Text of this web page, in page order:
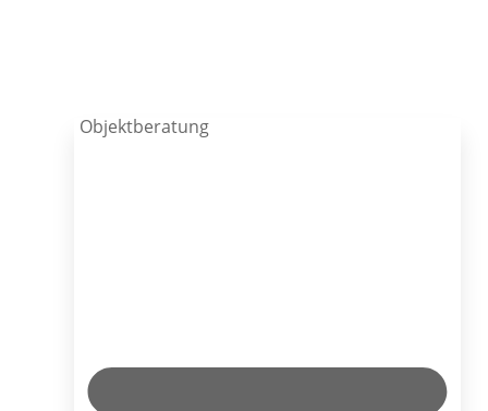
Objektberatung